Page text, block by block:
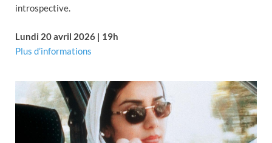
introspective.
Lundi 20 avril 2026 | 19h
Plus d’informations